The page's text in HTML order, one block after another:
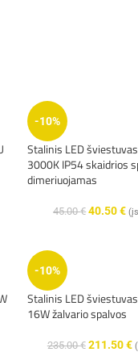
-10%
Stalinis LED
3000K IP54 skaidrios
dimeriuojamas
45.00€ 40.50€
-10%
Stalinis LED
16W žalvario spalvos
235.00€ 211.50€